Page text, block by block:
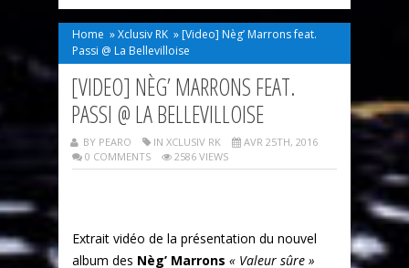
Home »Xclusiv RK » [Video] Nèg’ Marrons feat.
Passi @ La Bellevilloise
[VIDEO] NÈG’ MARRONS FEAT.
PASSI @ LA BELLEVILLOISE
BY PEARO IN XCLUSIV RK
AVR 25TH, 2016
0 COMMENTS
2586 VIEWS
Extrait vidéo de la présentation du nouvel
album des Nèg’ Marrons « Valeur sûre »